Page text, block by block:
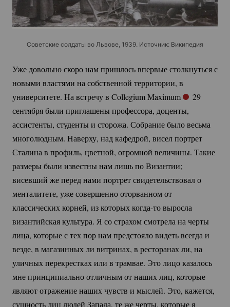
Советские солдаты во Львове, 1939. Источник: Википедия
Уже довольно скоро нам пришлось впервые столкнуться с
новыми властями на собственной территории, в
университете. На встречу в Collegium Maximum
29
сентября были приглашены профессора, доценты,
ассистенты, студенты и сторожа. Собрание было весьма
многолюдным. Наверху, над кафедрой, висел портрет
Сталина в профиль, цветной, огромной величины. Такие
размеры были известны нам лишь по Византии;
висевший же перед нами портрет свидетельствовал о
менталитете, уже совершенно оторванном от
классических корней, из которыхкогда-товыросла
византийская культура. Я со страхом смотрела на черты
лица, которые с тех пор нам предстояло видеть всегда и
везде, в магазинных ли витринах, в ресторанах ли, на
уличных перекрестках или в трамвае. Это лицо казалось
мне принципиально отличным от наших лиц, которые
являют отражение наших чувств и мыслей. Это, кажется,
сущность лиц людей Запада, те же черты, которые я